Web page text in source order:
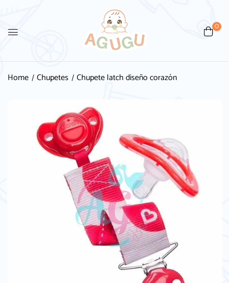
0
Home Chupetes Chupete latch diseño corazón
Be the first to review
“Chupete latch diseño corazón”
publicada.
marcados con
Your rating